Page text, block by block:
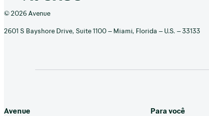
© 2026 Avenue
2601 S Bayshore Drive, Suite 1100 – Miami, Florida – U.S. – 33133
Avenue Para você